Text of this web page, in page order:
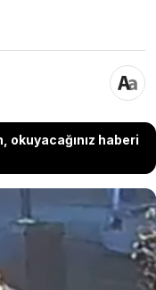
okuyacağınız haberi
attığı limonun
nefes alamayan